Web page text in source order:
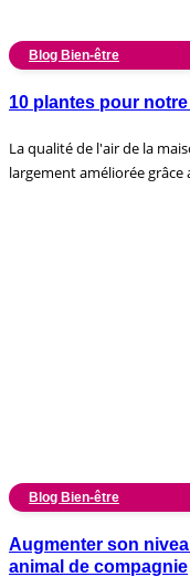
Blog Bien-être
10 plantes pour
La qualité de l'air de la
largement améliorée grâce
Blog Bien-être
Augmenter son
animal de compagnie